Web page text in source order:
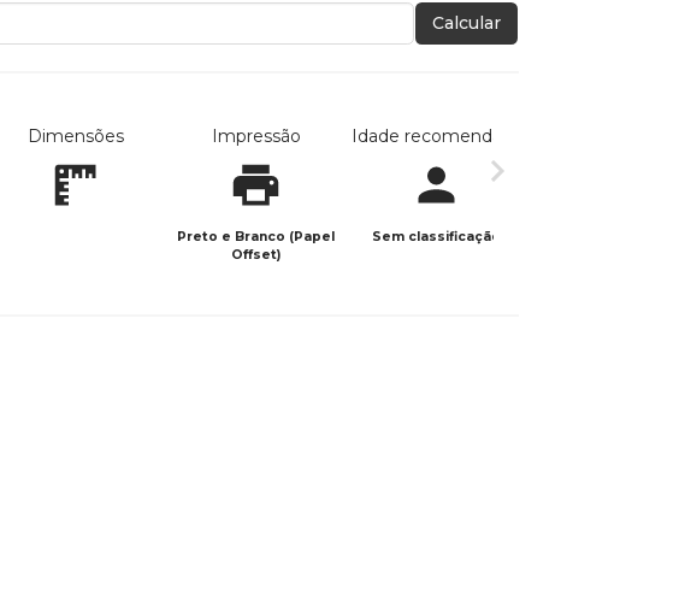
Calcular
Dimensões Impressão
Preto e Branco (Papel
Offset)
Idade recomendada
Sem classificação